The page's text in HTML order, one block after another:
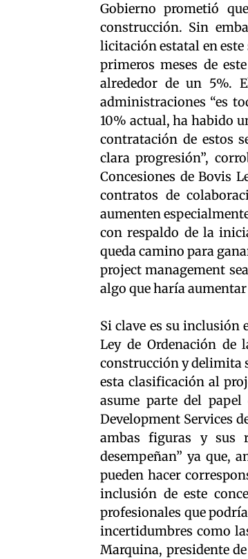
Gobierno prometió
construcción. Sin
licitación estatal en este
primeros meses de
alrededor de un 5%.
administraciones “es
10% actual, ha habido
contratación de estos
clara progresión”,
Concesiones de Bovis
contratos de
aumenten
con respaldo de la
queda camino para
project management
algo que haría
Si clave es su inclusión
Ley de Ordenación de
construcción y delimita
esta clasificación al
asume parte del
Development Services
ambas figuras y sus
desempeñan” ya que,
pueden hacer
inclusión de este
profesionales que
incertidumbres como
Marquina, presidente